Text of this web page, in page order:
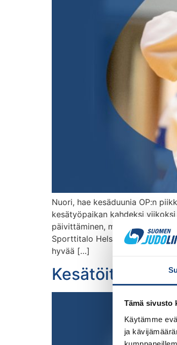
Tämä sivusto
Käytämme
ja
Nuori, hae kesäduunia OP:n
kesätyöpaikan kahdeksi
päivittäminen, materiaalien
Sporttitalo Helsingissä.
hyvää […]
Kesätöitä